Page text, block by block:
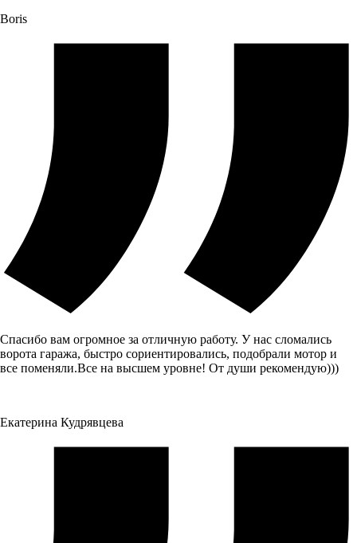
Boris
Спасибо вам огромное за отличную работу. У нас сломались
ворота гаража, быстро сориентировались, подобрали мотор и
все поменяли.Все на высшем уровне! От души рекомендую)))
Екатерина Кудрявцева